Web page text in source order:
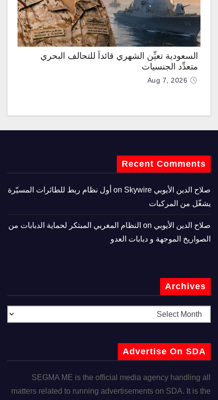
السعودية تعيِّن الشهري قائداً للتحالف البحري
متعدِّد الجنسيات
Aug 7, 2026
Recent Comments
صلاح الدين الأيوبي
Skywire أول نظام ربط للطائرات المسيّرة
يشغّل من المركبات
صلاح الدين الأيوبي
النظام المغربي المبتكر لحماية الدبابات من
الصواريخ الموجهة و دبابات العدو
Archives
Advertise On SDA
SEGMA ME is the official media agency handling all
matters related to running advertisements on SDA. It is the